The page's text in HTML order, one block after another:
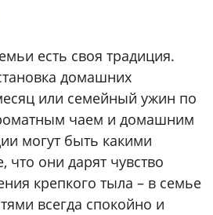
есть своя традиция.
домашних
или семейный ужин по
чаем и домашним
могут быть какими
что они дарят чувство
крепкого тыла – в семье
всегда спокойно и